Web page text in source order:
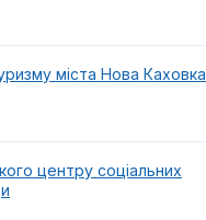
міста Нова Каховка
центру соціальних